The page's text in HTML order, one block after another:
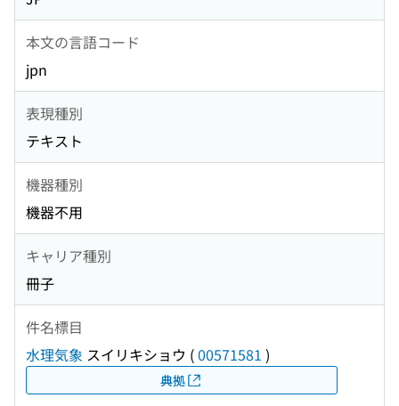
本文の言語コード
jpn
表現種別
テキスト
機器種別
機器不用
キャリア種別
冊子
件名標目
水理気象 スイリキショウ (00571581 )
典拠